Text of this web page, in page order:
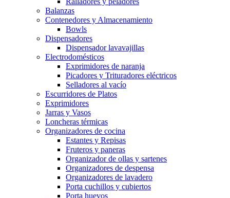
Balanzas
Contenedores y Almacenamiento
Bowls
Dispensadores
Dispensador lavavajillas
Electrodomésticos
Exprimidores de naranja
Picadores y Trituradores eléctricos
Selladores al vacío
Escurridores de Platos
Exprimidores
Jarras y Vasos
Loncheras térmicas
Organizadores de cocina
Estantes y Repisas
Fruteros y paneras
Organizador de ollas y sartenes
Organizadores de despensa
Organizadores de lavadero
Porta cuchillos y cubiertos
Porta huevos